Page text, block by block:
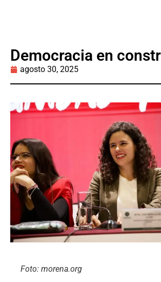
Democracia en
agosto 30, 2025
Foto: morena.org